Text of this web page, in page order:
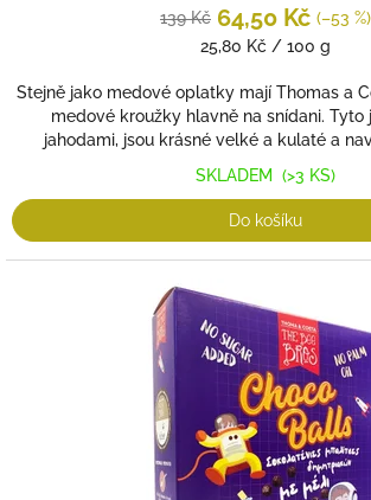
139 Kč 64,50 Kč (–53 %)
Měrná
25,80 Kč / 100 g
Stejně jako medové oplatky mají Thomas a
medové kroužky hlavně na snídani. Tyto
jahodami, jsou krásné velké a kulaté a
SKLADEM (>3 KS)
Do košíku